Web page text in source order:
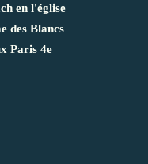
en l'église
des Blancs
Paris 4e